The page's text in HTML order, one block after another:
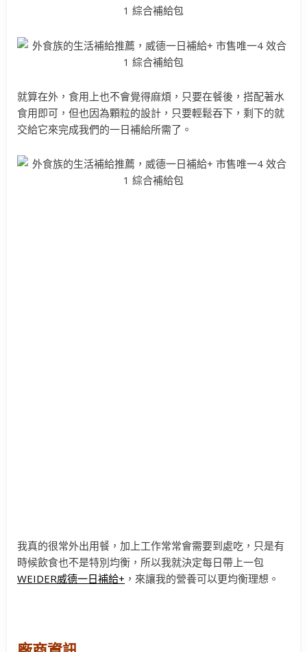
就算在外，食用上也不會覺得麻煩，只要在餐後，搭配著水
食用即可，但也因為顆粒的設計，只要輕鬆吞下，剩下的就
交給它來完成我們的一日補給所需了。
我真的很常外出用餐，加上工作常常會需要到處吃，只是有
時候飲食也不是特別均衡，所以我就決定每日帶上一包
WEIDER威德一日補給+ ，來讓我的營養可以更均衡理想。